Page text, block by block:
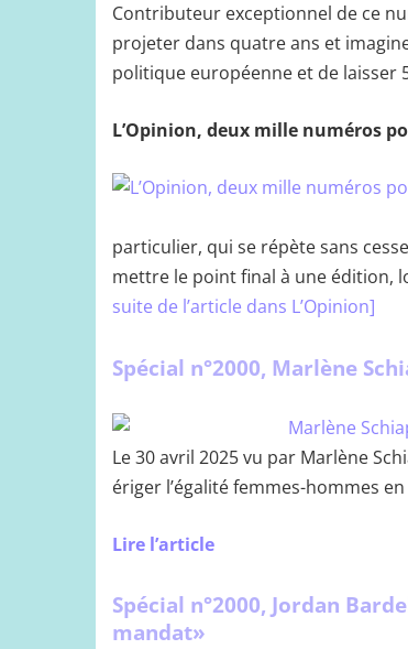
Contributeur exceptionnel de ce
projeter dans quatre ans et
politique européenne et de
L’Opinion, deux mille numéros
particulier, qui se répète sans
mettre le point final à une édition,
suite de l’article dans L’Opinion]
Spécial n°2000, Marlène
Le 30 avril 2025 vu par Marlène
ériger l’égalité femmes-hommes
Lire l’article
Spécial n°2000, Jordan
mandat»